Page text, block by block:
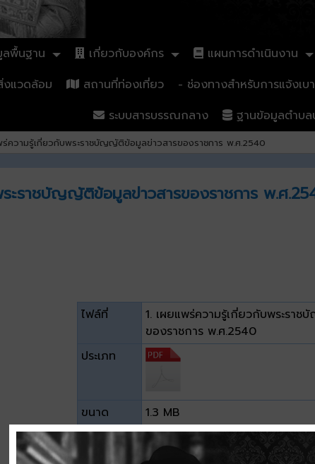
พื้นฐาน เกี่ยวกับองค์กร แผนการดำเนินงาน
งแวดล้อม สถานที่ท่องเที่ยว
- ช่องทางสำหรับการแจ้งเ
ระบบสารบรรณกลาง
ฐานข้อมูลตำบล
ร่ความรู้เกี่ยวกับพระราชบัญญัติข้อมูลข่าวสารของราชการ พ.ศ.2540
ะราชบัญญัติข้อมูลข่าวสารของราชการ พ.ศ
ไฟล์ที่
1. เผยแพร่ความรู้เกี่ยวกับพระรา
ของราชการ พ.ศ.2540
ประเภท
ขนาด
1.3 MB
ดาวน์โหลด